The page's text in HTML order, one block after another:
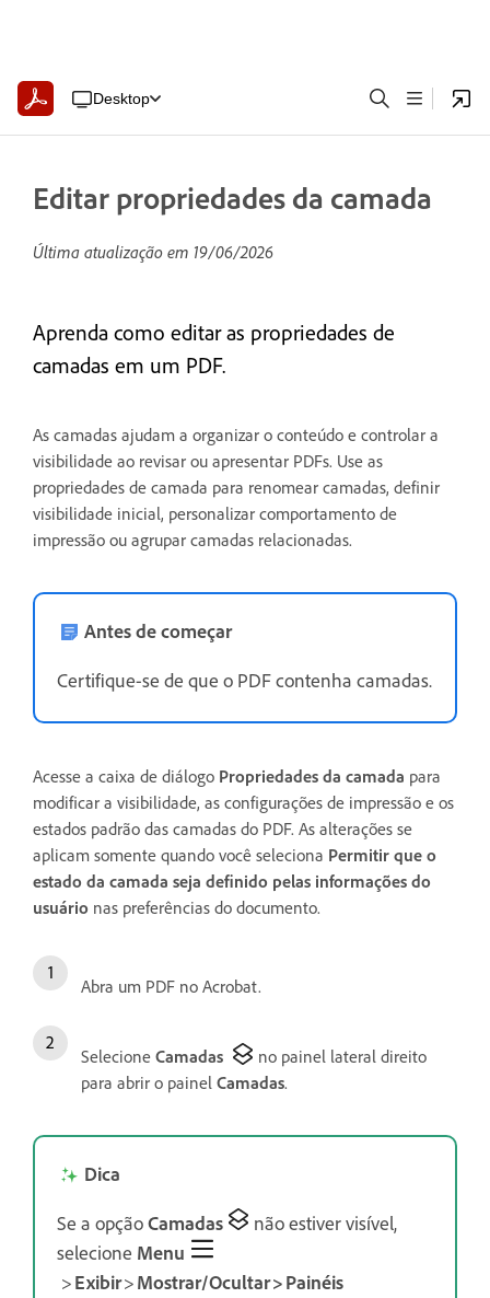
Desktop
Editar propriedades da camada
Última atualização em 19/06/2026
Aprenda como editar as propriedades de
camadas em um PDF.
As camadas ajudam a organizar o conteúdo e controlar a
visibilidade ao revisar ou apresentar PDFs. Use as
propriedades de camada para renomear camadas, definir
visibilidade inicial, personalizar comportamento de
impressão ou agrupar camadas relacionadas.
Antes de começar
Certifique-se de que o PDF contenha camadas.
Acesse a caixa de diálogo Propriedades da camada para
modificar a visibilidade, as configurações de impressão e os
estados padrão das camadas do PDF. As alterações se
aplicam somente quando você seleciona Permitir que o
estado da camada seja definido pelas informações do
usuário nas preferências do documento.
Abra um PDF no Acrobat.
Selecione Camadas
no painel lateral direito
para abrir o painel Camadas.
Dica
Se a opçãoCamadas
não estiver visível,
selecione Menu
>Exibir>Mostrar/Ocultar > Painéis